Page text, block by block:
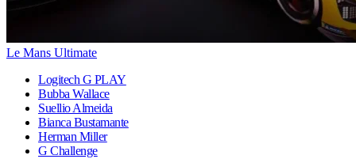
Le Mans Ultimate
Logitech G PLAY
Bubba Wallace
Suellio Almeida
Bianca Bustamante
Herman Miller
G Challenge